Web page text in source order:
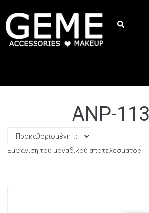
ANP-113
Εμφάνιση του μοναδικού αποτελέσματος